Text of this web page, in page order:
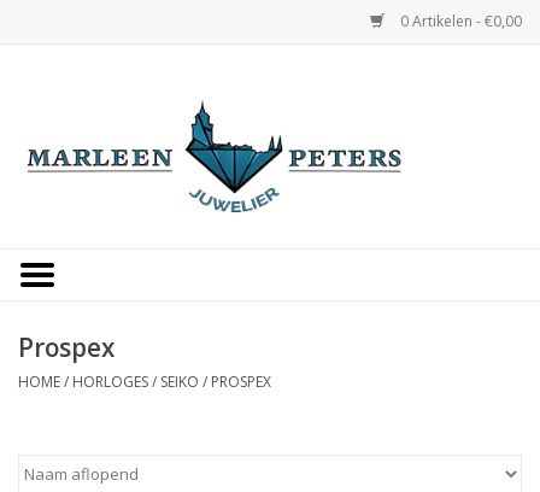
0 Artikelen - €0,00
Occasions
Prospex
HOME/ HORLOGES/ SEIKO / PROSPEX